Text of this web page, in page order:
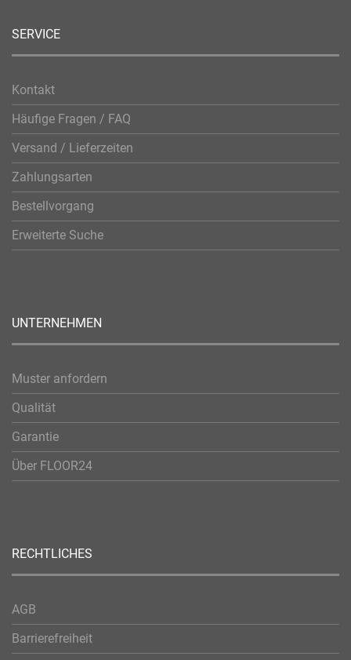
SERVICE
Kontakt
Häufige Fragen / FAQ
Versand / Lieferzeiten
Zahlungsarten
Bestellvorgang
Erweiterte Suche
UNTERNEHMEN
Muster anfordern
Qualität
Garantie
Über FLOOR24
RECHTLICHES
AGB
Barrierefreiheit